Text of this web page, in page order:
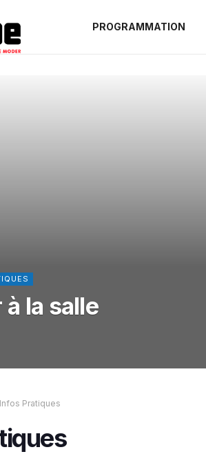
PROGRAMMATION
à la salle
Infos Pratiques